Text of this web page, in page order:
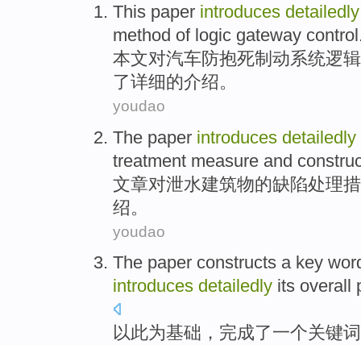
This paper introduces detailedly
method of logic gateway control
本文对汽车防抱死制动系统逻辑
了详细的介绍。
youdao
The paper introduces detailedly
treatment measure and
文章对泄水建筑物的缺陷处理
绍。
youdao
The paper constructs a key
introduces detailedly its overall
以此为基础，完成了一个关键词